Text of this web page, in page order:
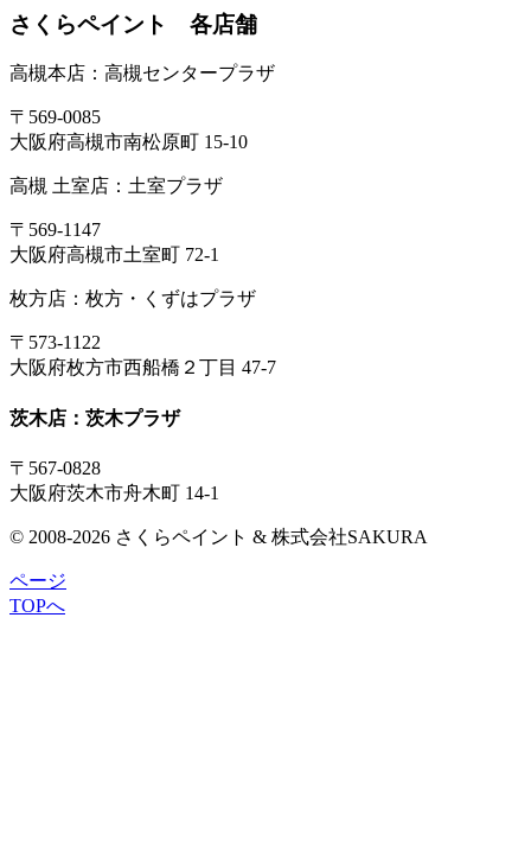
さくらペイント 各店舗
高槻本店：高槻センタープラザ
〒569-0085
大阪府高槻市南松原町 15-10
高槻 土室店：土室プラザ
〒569-1147
大阪府高槻市土室町 72-1
枚方店：枚方・くずはプラザ
〒573-1122
大阪府枚方市西船橋２丁目 47-7
茨木店：茨木プラザ
〒567-0828
大阪府茨木市舟木町 14-1
© 2008-2026 さくらペイント & 株式会社SAKURA
ページ
TOPへ